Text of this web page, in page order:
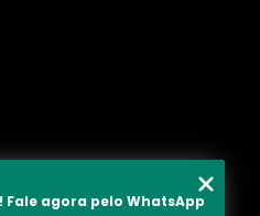
Fale agora pelo WhatsApp